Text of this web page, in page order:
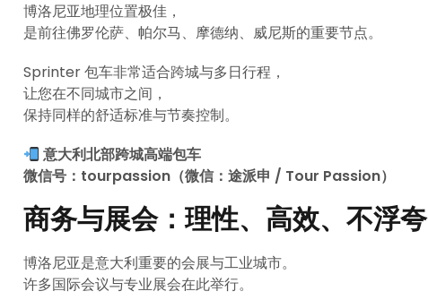
博洛尼亚地理位置极佳，
是前往佛罗伦萨、帕尔马、摩德纳、威尼斯的重要节点。
Sprinter 包车非常适合跨城与多日行程，
让您在不同城市之间，
保持同样的舒适标准与节奏控制。
意大利北部跨城高端包车
微信号：tourpassion（微信：途派申 / Tour Passion）
商务与展会：理性、高效、不浮夸
博洛尼亚是意大利重要的会展与工业城市。
许多国际会议与专业展会在此举行。